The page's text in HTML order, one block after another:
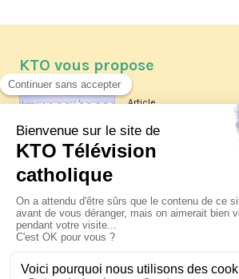
KTO vous propose
Article
Les reportages d'été
La visite pastorale
XIV à Assise à
jeudi 6 août
Le pape en Uruguay,